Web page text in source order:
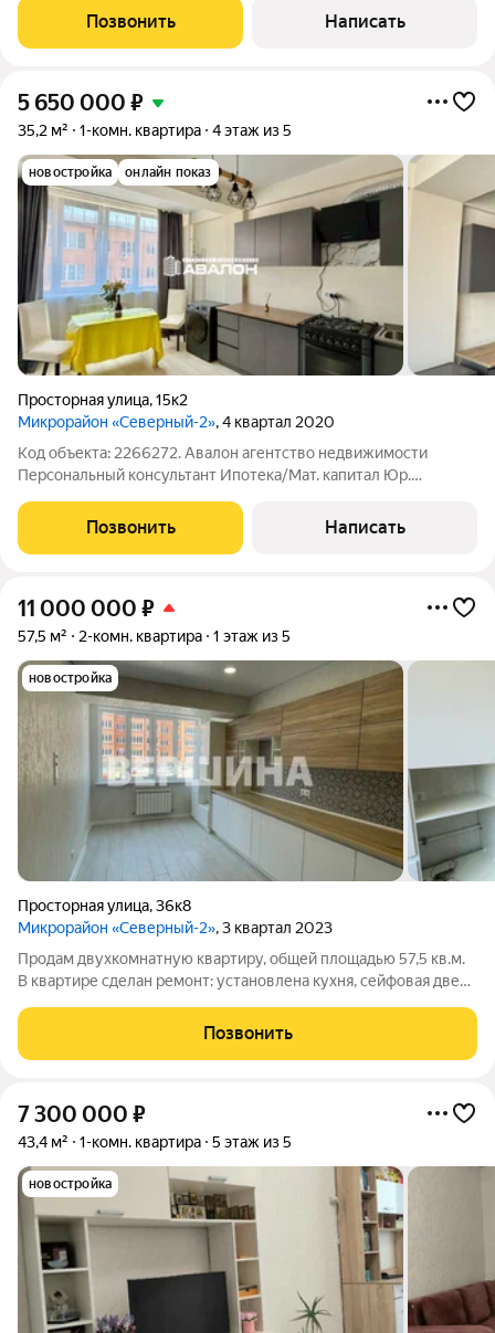
индивидуальным отоплением. Окнами на восточную сторону,
не угловая. Просторная кухня, изолированная
Позвонить Написать
5 650 000 ₽
35,2 м² 1-комн. квартира 4 этаж из 5
новостройка онлайн показ
Просторная улица,15к2
Микрорайон «Северный-2», 4 квартал 2020
Код объекта: 2266272. Авалон агентство недвижимости
Персональный консультант Ипотека/Мат. капитал Юр.
индивидуальным отоплением. Окнами на восточную сторону,
не угловая. Просторная кухня, изолированная
Позвонить Написать
11 000 000 ₽
57,5 м² 2-комн. квартира 1 этаж из 5
новостройка
Просторная улица,36к8
Микрорайон «Северный-2», 3 квартал 2023
Продам двухкомнатную квартиру, общей площадью 57,5 кв.м.
В квартире сделан ремонт: установлена кухня, сейфовая дверь
сантехника. Индивидуальное отопление. Территория ЖК
закрытая и оборудована
Позвонить
7 300 000 ₽
43,4 м² 1-комн. квартира 5 этаж из 5
новостройка